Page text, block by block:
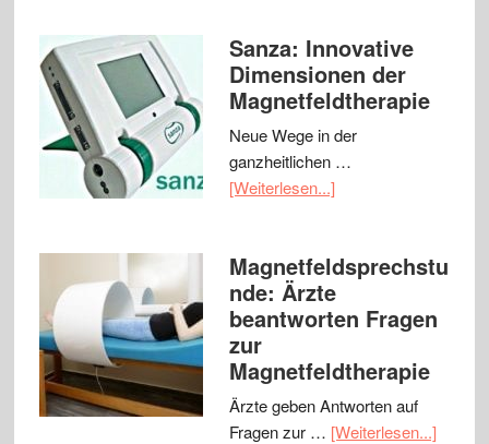
Sanza: Innovative
Dimensionen der
Magnetfeldtherapie
Neue Wege in der
ganzheitlichen …
[Weiterlesen...]
Magnetfeldsprechstu
nde: Ärzte
beantworten Fragen
zur
Magnetfeldtherapie
Ärzte geben Antworten auf
Fragen zur … [Weiterlesen...]